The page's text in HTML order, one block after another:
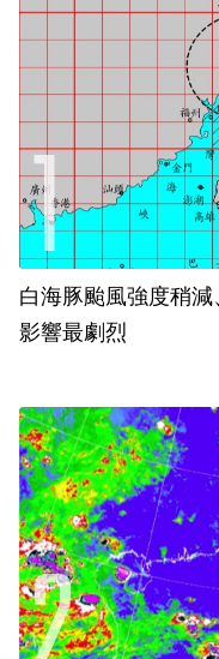
白海豚颱風強度稍
影響最劇烈